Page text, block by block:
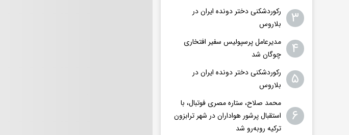
۳
رکوردشکنی دختر دونده ایران در
بلاروس
۴
مدیرعامل پرسپولیس سفیر افتخاری
چوگان شد
۵
رکوردشکنی دختر دونده ایران در
بلاروس
۶
محمد صلاح، ستاره مصری فوتبال، با
استقبال پرشور هواداران در شهر ترابزون
ترکیه روبه‌رو شد